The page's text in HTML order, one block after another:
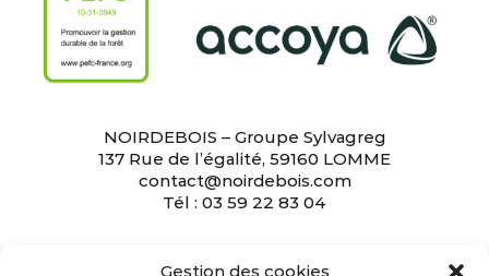
Gestion des cookies
NOIRDEBOIS – Groupe Sylvagreg
137 Rue de l’égalité, 59160 LOMME
contact@noirdebois.com
Tél : 03 59 22 83 04
•L’équipe•Bardage•